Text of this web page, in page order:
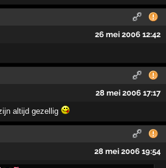
26 mei 2006 12:42
28 mei 2006 17:17
altijd gezellig
28 mei 2006 19:54